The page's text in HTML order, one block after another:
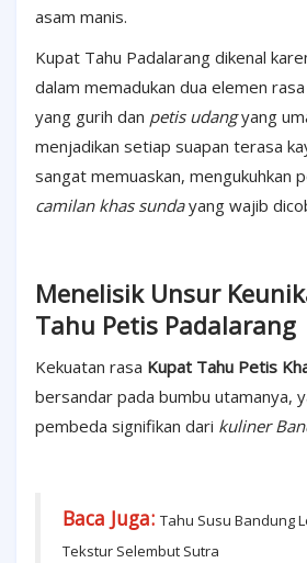
asam manis.
Kupat Tahu Padalarang dikenal
dalam memadukan dua elemen
yang gurih dan petis udangyang
menjadikan setiap suapan terasa
sangat memuaskan, mengukuhkan
camilan khas sundayang wajib
Menelisik Unsur
Tahu Petis Padalarang
Kekuatan rasa Kupat Tahu Petis
bersandar pada bumbu utamanya,
pembeda signifikan dari kuliner
Baca Juga: Tahu Susu Bandung
Tekstur Selembut Sutra